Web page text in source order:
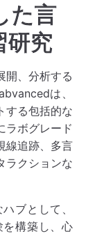
た言
研究
開、分析する
は、
する包括的な
ラボグレード
線追跡、多言
ラクションな
ブとして、
構築し、心